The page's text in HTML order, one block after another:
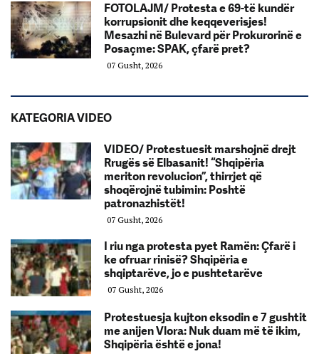
FOTOLAJM/ Protesta e 69-të kundër
korrupsionit dhe keqqeverisjes!
Mesazhi në Bulevard për Prokurorinë e
Posaçme: SPAK, çfarë pret?
07 Gusht, 2026
KATEGORIA VIDEO
VIDEO/ Protestuesit marshojnë drejt
Rrugës së Elbasanit! “Shqipëria
meriton revolucion”, thirrjet që
shoqërojnë tubimin: Poshtë
patronazhistët!
07 Gusht, 2026
I riu nga protesta pyet Ramën: Çfarë i
ke ofruar rinisë? Shqipëria e
shqiptarëve, jo e pushtetarëve
07 Gusht, 2026
Protestuesja kujton eksodin e 7 gushtit
me anijen Vlora: Nuk duam më të ikim,
Shqipëria është e jona!